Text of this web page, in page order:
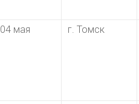
04 мая г. Томск